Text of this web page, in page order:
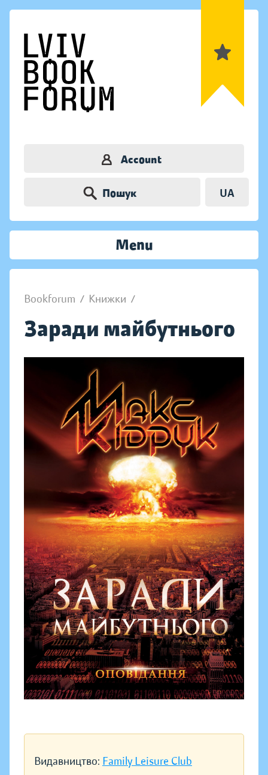
Account
Пошук UA
Menu
Bookforum / Книжки /
Заради майбутнього
Видавництво: Family Leisure Club